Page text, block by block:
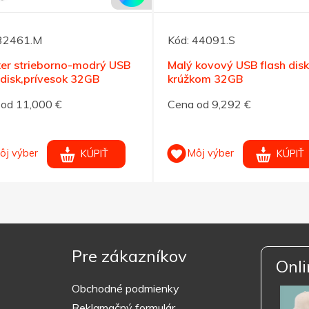
strieborno-modrý USB
32GB
11,000 €
výber KÚPIŤ
Kód: 44091.S
Malý kovový USB flash
krúžkom 32GB
Cena od 9,292 €
Môj výber KÚPIŤ
Pre zákazníkov
Obchodné podmienky